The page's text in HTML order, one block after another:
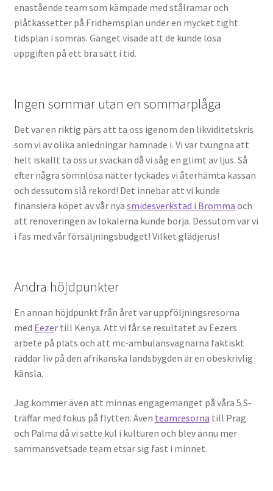
enastående team som kämpade med stålramar och
plåtkassetter på Fridhemsplan under en mycket tight
tidsplan i somras. Gänget visade att de kunde lösa
uppgiften på ett bra sätt i tid.
Ingen sommar utan en sommarplåga
Det var en riktig pärs att ta oss igenom den likviditetskris
som vi av olika anledningar hamnade i. Vi var tvungna att
helt iskallt ta oss ur svackan då vi såg en glimt av ljus. Så
efter några sömnlösa nätter lyckades vi återhämta kassan
och dessutom slå rekord! Det innebar att vi kunde
finansiera köpet av vår nya smidesverkstad i Bromma och
att renoveringen av lokalerna kunde börja. Dessutom var vi
i fas med vår försäljningsbudget! Vilket glädjerus!
Andra höjdpunkter
En annan höjdpunkt från året var uppföljningsresorna
med Eezer till Kenya. Att vi får se resultatet av Eezers
arbete på plats och att mc-ambulansvagnarna faktiskt
räddar liv på den afrikanska landsbygden är en obeskrivlig
känsla.
Jag kommer även att minnas engagemanget på våra 5 S-
träffar med fokus på flytten. Även teamresorna till Prag
och Palma då vi satte kul i kulturen och blev ännu mer
sammansvetsade team etsar sig fast i minnet.